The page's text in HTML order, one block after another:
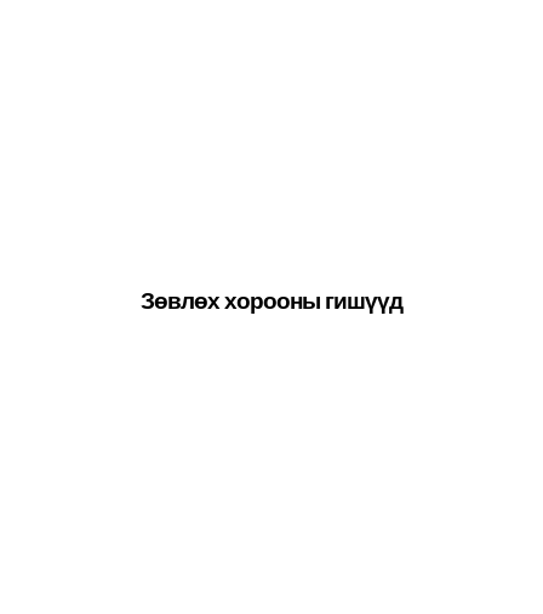
Зөвлөх хорооны гишүүд